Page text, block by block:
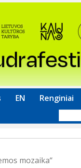
EN Renginiai
forma
mozaika“